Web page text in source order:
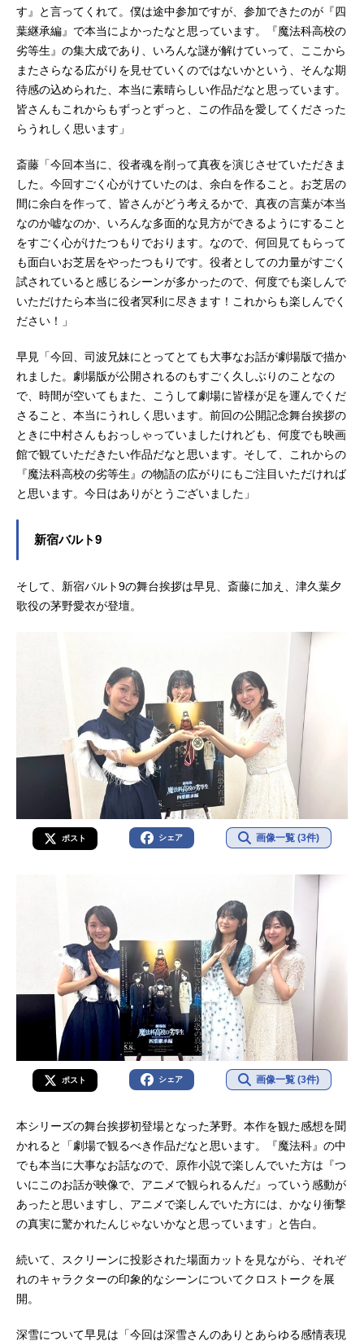
す』と言ってくれて。僕は途中参加ですが、参加できたのが『四
葉継承編』で本当によかったなと思っています。『魔法科高校の
劣等生』の集大成であり、いろんな謎が解けていって、ここから
またさらなる広がりを見せていくのではないかという、そんな期
待感の込められた、本当に素晴らしい作品だなと思っています。
皆さんもこれからもずっとずっと、この作品を愛してくださった
らうれしく思います」
斎藤「今回本当に、役者魂を削って真夜を演じさせていただきま
した。今回すごく心がけていたのは、余白を作ること。お芝居の
間に余白を作って、皆さんがどう考えるかで、真夜の言葉が本当
なのか嘘なのか、いろんな多面的な見方ができるようにすること
をすごく心がけたつもりでおります。なので、何回見てもらって
も面白いお芝居をやったつもりです。役者としての力量がすごく
試されていると感じるシーンが多かったので、何度でも楽しんで
いただけたら本当に役者冥利に尽きます！これからも楽しんでく
ださい！」
早見「今回、司波兄妹にとってとても大事なお話が劇場版で描か
れました。劇場版が公開されるのもすごく久しぶりのことなの
で、時間が空いてもまた、こうして劇場に皆様が足を運んでくだ
さること、本当にうれしく思います。前回の公開記念舞台挨拶の
ときに中村さんもおっしゃっていましたけれども、何度でも映画
館で観ていただきたい作品だなと思います。そして、これからの
『魔法科高校の劣等生』の物語の広がりにもご注目いただければ
と思います。今日はありがとうございました」
新宿バルト9
そして、新宿バルト9の舞台挨拶は早見、斎藤に加え、津久葉夕
歌役の茅野愛衣が登壇。
ポスト シェア 画像一覧 (3件)
ポスト シェア 画像一覧 (3件)
本シリーズの舞台挨拶初登場となった茅野。本作を観た感想を聞
かれると「劇場で観るべき作品だなと思います。『魔法科』の中
でも本当に大事なお話なので、原作小説で楽しんでいた方は『つ
いにこのお話が映像で、アニメで観られるんだ』っていう感動が
あったと思いますし、アニメで楽しんでいた方には、かなり衝撃
の真実に驚かれたんじゃないかなと思っています」と告白。
続いて、スクリーンに投影された場面カットを見ながら、それぞ
れのキャラクターの印象的なシーンについてクロストークを展
開。
深雪について早見は「今回は深雪さんのありとあらゆる感情表現